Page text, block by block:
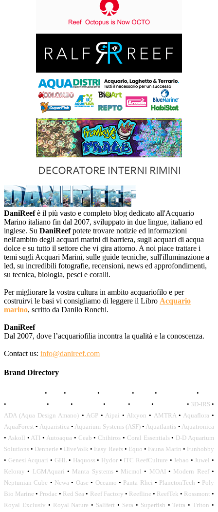
DaniReefè il più vasto e completo blog dedicato all'Acquario
Marino italiano fin dal 2007, sviluppato in due lingue, italiano ed
inglese. Su DaniReefpotete trovare notizie ed informazioni
nell'ambito degli acquari marini di barriera, sugli acquari di acqua
dolce e su tutto il settore che vi gira attorno. A noi piace trattare i
temi sugli Acquari Marini, sulle guide tecniche, sull'illuminazione a
led, su incredibili fotografie, recensioni, news ed approfondimenti,
su tecnica, biologia, pesci e coralli.
Per migliorare la vostra cultura in ambito acquariofilo e per
costruirvi le basi vi consigliamo di leggere il Libro Acquario
marino, scritto da Danilo Ronchi.
DaniReef
Dal 2007, dove l’acquariofilia incontra la qualità e la conoscenza.
Contact us: info@danireef.com
Brand Directory
• • • • • •
•
• • • • • • 3D-IRS •
ADA (Aqua Design Amano) • AGP• Aipai • Alxyon • AMTRA• Aquaflora •
AquaForest • Aquaristica • Aquarium Systems (ASF)• Aquatlantis • Aquatronica
• Askoll • ATI • Autoaqua • Ceab • Chihiros • Coral Essentials• D-D Aquarium
Solutions • Dennerle • DiveVolk • Easy Reefs• Equo • Fauna Marin • Funhobby
• Genesi Acquari • GHL • Haquoss• Hydor • ITC ReefCulture •Jebao •Juwel •
Keloray • LGMAquari • Manta Systems• Micmol • MOAI • Modern Reef•
Neptunian Cube • Newa • Oase • Oceamo • Panta Rhei • PlanctonTech • Poly
Bio Marine • Prodac • Red Sea • Reef Factory • Reefline • ReefTek • Rossmont •
Royal Exclusiv • Royal Nature • Salifert • Sera • Superfish •Tetra •Triton •